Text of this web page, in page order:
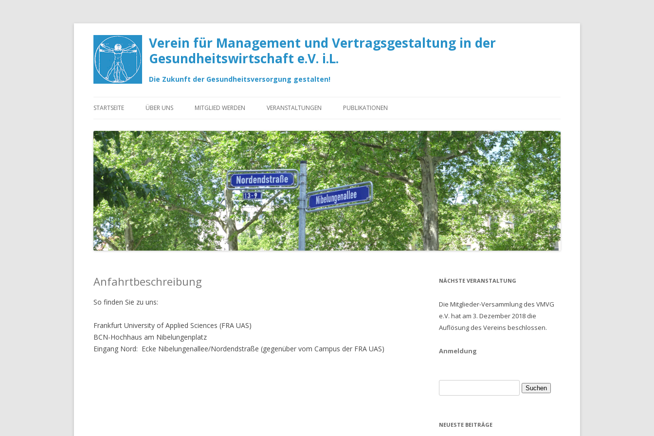
Verein für Management und Vertragsgestaltung in der
Gesundheitswirtschaft e.V. i.L.
Die Zukunft der Gesundheitsversorgung gestalten!
STARTSEITE ÜBER UNS MITGLIED WERDEN VERANSTALTUNGEN PUBLIKATIONEN
Anfahrtbeschreibung
So finden Sie zu uns:
Frankfurt University of Applied Sciences (FRA UAS)
BCN-Hochhaus am Nibelungenplatz
Eingang Nord: Ecke Nibelungenallee/Nordendstraße (gegenüber vom Campus der FRA UAS)
NÄCHSTE VERANSTALTUNG
Die Mitglieder-Versammlung des VMVG
e.V. hat am 3. Dezember 2018 die
Auflösung des Vereins beschlossen.
Anmeldung
nach:
NEUESTE BEITRÄGE